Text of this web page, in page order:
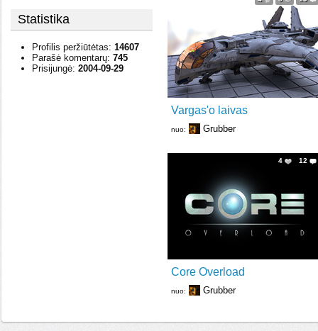
Statistika
Profilis peržiūtėtas: 14607
Parašė komentarų: 745
Prisijungė: 2004-09-29
Vargas'o laivas
nuo: Grubber
4 12
Core Overload
nuo: Grubber